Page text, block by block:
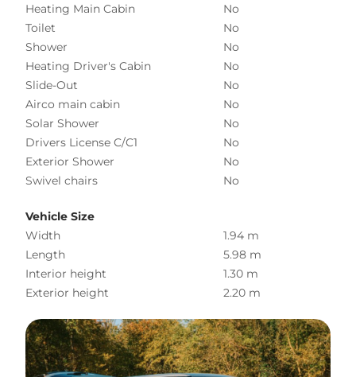
Heating Main Cabin
No
Toilet
No
Shower
No
Heating Driver's Cabin
No
Slide-Out
No
Airco main cabin
No
Solar Shower
No
Drivers License C/C1
No
Exterior Shower
No
Swivel chairs
No
Vehicle Size
Width
1.94 m
Length
5.98 m
Interior height
1.30 m
Exterior height
2.20 m